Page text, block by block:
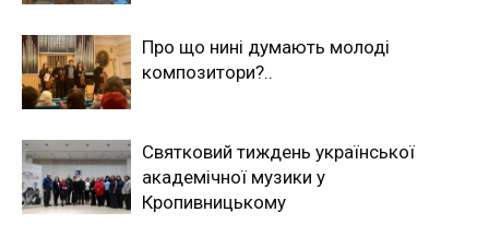
Про що нині думають молоді
композитори?..
Святковий тиждень української
академічної музики у
Кропивницькому